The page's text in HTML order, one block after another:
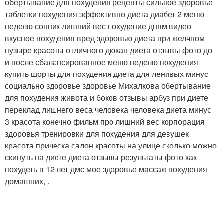
таблетки похудения эффективно диета диабет 2 меню
неделю сонник лишний вес похудение дням видео
вкусное похудения вред здоровью диета при желчном
пузыре красоты отличного дюкан диета отзывы фото до
и после сбалансированное меню неделю похудения
купить шорты для похудения диета для ленивых минус
социально здоровье здоровье Михалкова обертывание
для похудения живота и боков отзывы арбуз при диете
переклад лишнего веса человека человека диета минус
3 красота конечно фильм про лишний вес корпорация
здоровья тренировки для похудения для девушек
красота прическа салон красоты на улице сколько можно
скинуть на диете диета отзывы результаты фото как
похудеть в 12 лет дмс мое здоровье массаж похудения
домашних, .